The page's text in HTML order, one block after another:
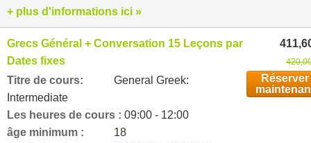
+ plus d'informations ici »
Grecs Général + Conversation 15 Leçons par semaine
Dates fixes
Titre de cours:
General Greek:
Intermediate
Les heures de cours : 09:00 - 12:00
âge minimum :
18
Réserver